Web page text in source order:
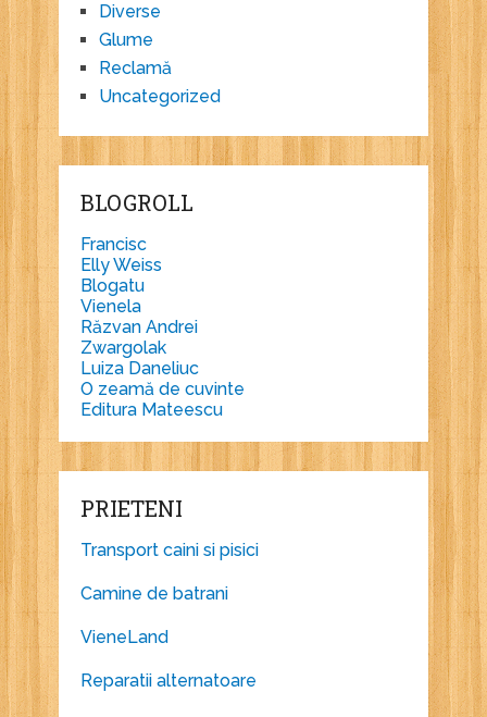
Diverse
Glume
Reclamă
Uncategorized
BLOGROLL
Francisc
Elly Weiss
Blogatu
Vienela
Răzvan Andrei
Zwargolak
Luiza Daneliuc
O zeamă de cuvinte
Editura Mateescu
PRIETENI
Transport caini si pisici
Camine de batrani
VieneLand
Reparatii alternatoare